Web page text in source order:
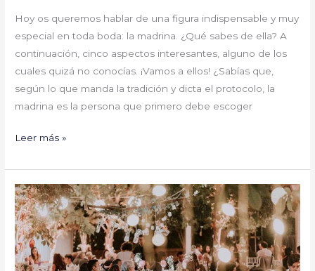
Hoy os queremos hablar de una figura indispensable y muy
especial en toda boda: la madrina. ¿Qué sabes de ella? A
continuación, cinco aspectos interesantes, alguno de los
cuales quizá no conocías. ¡Vamos a ellos! ¿Sabías que,
según lo que manda la tradición y dicta el protocolo, la
madrina es la persona que primero debe escoger
Leer más »
Zoning:
cuando
los
invitados
deciden